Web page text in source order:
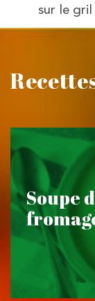
sur le
Soupe